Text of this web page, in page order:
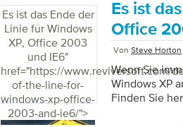
Es ist das Ende der
Linie für Windows
XP, Office 2003
und IE6"
href="https://www.reviversoft.com/
of-the-line-for-
windows-xp-office-
2003-and-ie6/">
Es ist
Office
Von Steve Horton
Wenn Sie
Windows XP
Finden Sie